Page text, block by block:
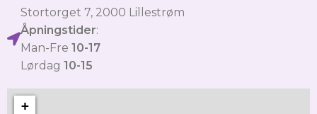
Stortorget 7, 2000 Lillestrøm
Åpningstider:
Man-Fre 10-17
Lørdag 10-15
+